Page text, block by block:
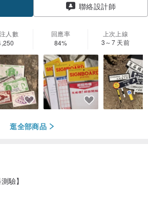
聯絡設計師
人數
回應率
84%
上次上線
3～7 天前
逛全部商品
驗】